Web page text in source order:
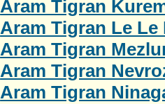
Aram Tigran
Aram Tigran Le Le
Aram Tigran
Aram Tigran
Aram Tigran